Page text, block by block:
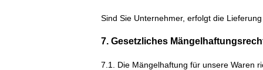
Sind Sie Unternehmer, erfolgt die
7. Gesetzliches
7.1. Die Mängelhaftung für unsere Waren